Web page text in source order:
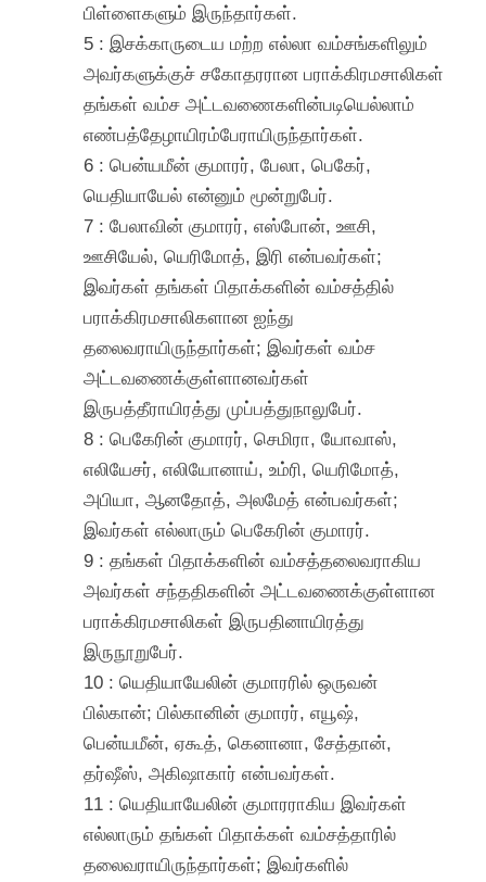
பிள்ளைகளும் இருந்தார்கள்.
5 : இசக்காருடைய மற்ற எல்லா வம்சங்களிலும்
அவர்களுக்குச் சகோதரரான பராக்கிரமசாலிகள்
தங்கள் வம்ச அட்டவணைகளின்படியெல்லாம்
எண்பத்தேழாயிரம்பேராயிருந்தார்கள்.
6 : பென்யமீன் குமாரர், பேலா, பெகேர்,
யெதியாயேல் என்னும் மூன்றுபேர்.
7 : பேலாவின் குமாரர், எஸ்போன், ஊசி,
ஊசியேல், யெரிமோத், இரி என்பவர்கள்;
இவர்கள் தங்கள் பிதாக்களின் வம்சத்தில்
பராக்கிரமசாலிகளான ஐந்து
தலைவராயிருந்தார்கள்; இவர்கள் வம்ச
அட்டவணைக்குள்ளானவர்கள்
இருபத்தீராயிரத்து முப்பத்துநாலுபேர்.
8 : பெகேரின் குமாரர், செமிரா, யோவாஸ்,
எலியேசர், எலியோனாய், உம்ரி, யெரிமோத்,
அபியா, ஆனதோத், அலமேத் என்பவர்கள்;
இவர்கள் எல்லாரும் பெகேரின் குமாரர்.
9 : தங்கள் பிதாக்களின் வம்சத்தலைவராகிய
அவர்கள் சந்ததிகளின் அட்டவணைக்குள்ளான
பராக்கிரமசாலிகள் இருபதினாயிரத்து
இருநூறுபேர்.
10 : யெதியாயேலின் குமாரரில் ஒருவன்
பில்கான்; பில்கானின் குமாரர், எயூஷ்,
பென்யமீன், ஏகூத், கெனானா, சேத்தான்,
தர்ஷீஸ், அகிஷாகார் என்பவர்கள்.
11 : யெதியாயேலின் குமாரராகிய இவர்கள்
எல்லாரும் தங்கள் பிதாக்கள் வம்சத்தாரில்
தலைவராயிருந்தார்கள்; இவர்களில்